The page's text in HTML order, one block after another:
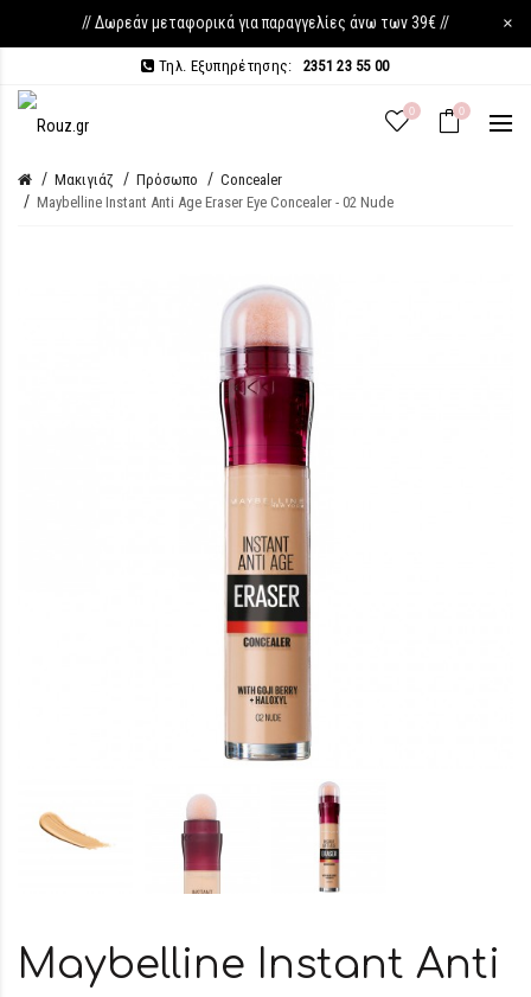
// Δωρεάν μεταφορικά για παραγγελίες άνω των 39€ // ×
Τηλ. Εξυπηρέτησης: 2351 23 55 00
0 0
Μακιγιάζ Πρόσωπο
Concealer
Maybelline Instant Anti Age Eraser Eye Concealer - 02 Nude
Maybelline Instant Anti